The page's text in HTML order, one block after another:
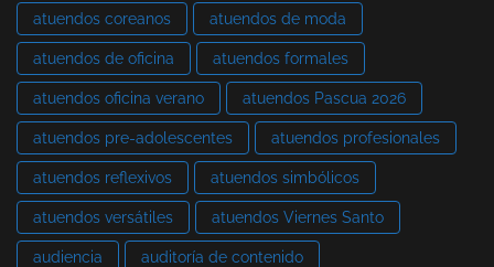
atuendos coreanos atuendos de moda
atuendos de oficina atuendos formales
atuendos oficina verano atuendos Pascua 2026
atuendos pre-adolescentes atuendos profesionales
atuendos reflexivos atuendos simbólicos
atuendos versátiles atuendos Viernes Santo
audiencia auditoría de contenido